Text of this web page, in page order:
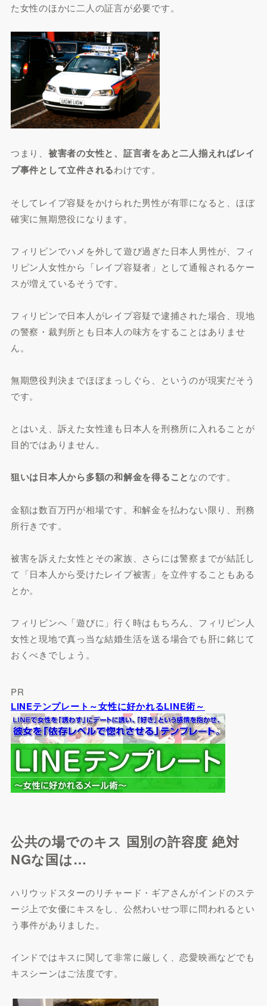
た女性のほかに二人の証言が必要です。
つまり、 被害者の女性と、証言者をあと二人揃えればレイ
プ事件として立件されるわけです。
そしてレイプ容疑をかけられた男性が有罪になると、ほぼ
確実に無期懲役になります。
フィリピンでハメを外して遊び過ぎた日本人男性が、フィ
リピン人女性から「レイプ容疑者」として通報されるケー
スが増えているそうです。
フィリピンで日本人がレイプ容疑で逮捕された場合、現地
の警察・裁判所とも日本人の味方をすることはありませ
ん。
無期懲役判決までほぼまっしぐら、というのが現実だそう
です。
とはいえ、訴えた女性達も日本人を刑務所に入れることが
目的ではありません。
狙いは日本人から多額の和解金を得ることなのです。
金額は数百万円が相場です。和解金を払わない限り、刑務
所行きです。
被害を訴えた女性とその家族、さらには警察までが結託し
て「日本人から受けたレイプ被害」を立件することもある
とか。
フィリピンへ「遊びに」行く時はもちろん、フィリピン人
女性と現地で真っ当な結婚生活を送る場合でも肝に銘じて
おくべきでしょう。
PR
LINEテンプレート～女性に好かれるLINE術～
公共の場でのキス 国別の許容度 絶対
NGな国は…
ハリウッドスターのリチャード・ギアさんがインドのステ
ージ上で女優にキスをし、公然わいせつ罪に問われるとい
う事件がありました。
インドではキスに関して非常に厳しく、恋愛映画などでも
キスシーンはご法度です。